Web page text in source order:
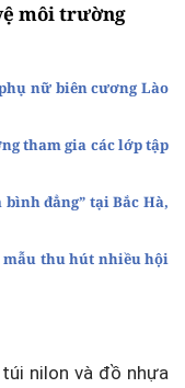
môi trường
nữ biên cương Lào
tham gia các lớp tập
đẳng” tại Bắc Hà,
mẫu thu hút nhiều hội
nilon và đồ nhựa